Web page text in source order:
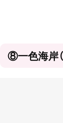
⑧一色海岸